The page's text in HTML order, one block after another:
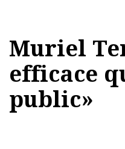
Muriel
efficace
public»